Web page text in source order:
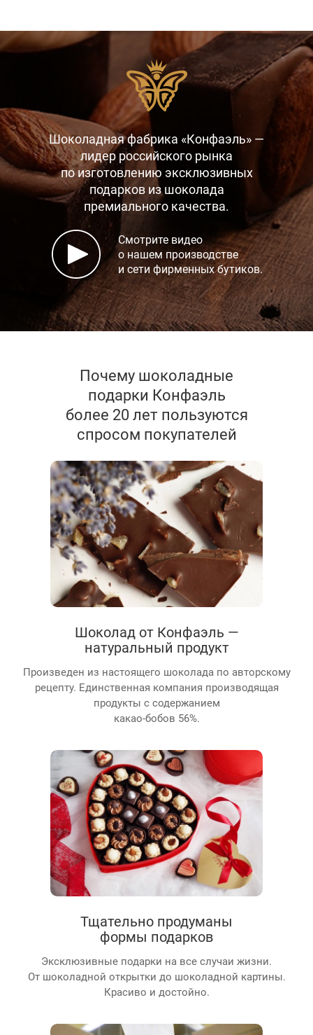
Шоколадная фабрика «Конфаэль» —
лидер российского рынка
по изготовлению эксклюзивных
подарков из шоколада
премиального качества.
Смотрите видео
о нашем производстве
и сети фирменных бутиков.
Почему шоколадные
подарки Конфаэль
более 20 лет пользуются
спросом покупателей
Шоколад от Конфаэль —
натуральный продукт
Произведен из настоящего шоколада по авторскому
рецепту. Единственная компания производящая
продукты с содержанием
какао-бобов 56%.
Тщательно продуманы
формы подарков
Эксклюзивные подарки на все случаи жизни.
От шоколадной открытки до шоколадной картины.
Красиво и достойно.